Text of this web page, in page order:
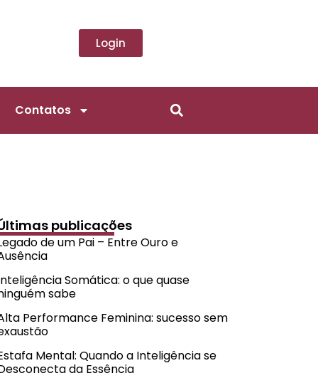
Login
Contatos
publicações
de um Pai – Entre Ouro e
Somática: o que quase
sabe
Performance Feminina: sucesso sem
Mental: Quando a Inteligência se
da Essência